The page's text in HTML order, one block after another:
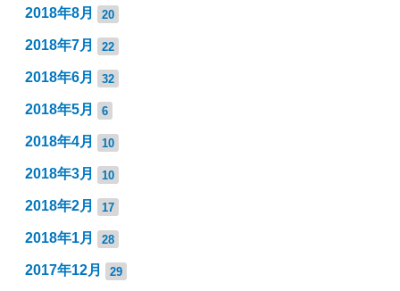
2018年8月 20
2018年7月 22
2018年6月 32
2018年5月 6
2018年4月 10
2018年3月 10
2018年2月 17
2018年1月 28
2017年12月 29